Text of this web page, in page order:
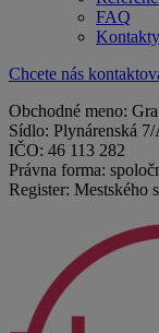
FAQ
Kontakty
Chcete nás
Obchodné meno:
Sídlo: Plynárenská
IČO: 46 113 282
Právna forma:
Register: Mestského